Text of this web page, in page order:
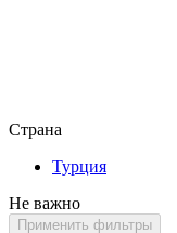
Страна
Турция
Не важно
Применить фильтры